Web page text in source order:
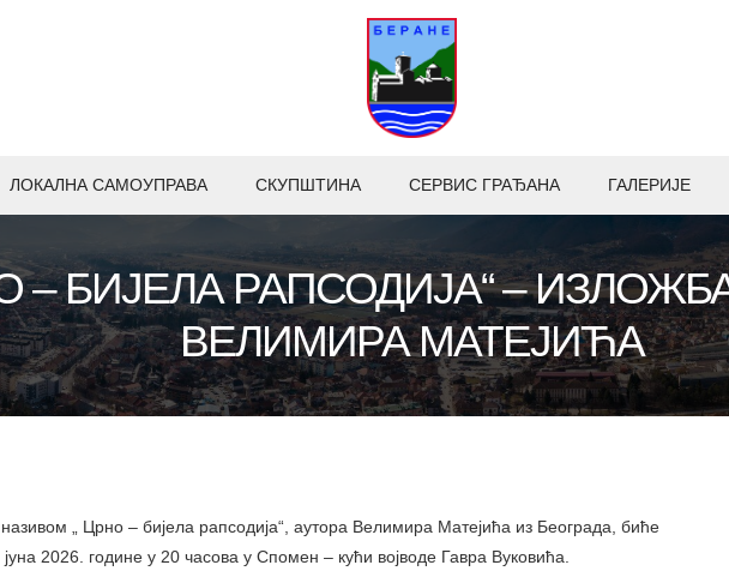
ЛОКАЛНА САМОУПРАВА СКУПШТИНА СЕРВИС ГРАЂАНА ГАЛЕРИЈЕ
– БИЈЕЛА РАПСОДИЈА“ –
ВЕЛИМИРА МАТЕЈИЋА
„ Црно – бијела рапсодија“, аутора Велимира Матејића из Београда, биће
2026. године у 20 часова у Спомен – кући војводе Гавра Вуковића.